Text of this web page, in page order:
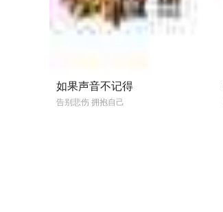
如果声音不记得
告别悲伤 拥抱自己